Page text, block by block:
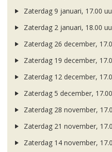
Zaterdag 9 januari, 17.00
Zaterdag 2 januari, 18.00
Zaterdag 26 december,
Zaterdag 19 december,
Zaterdag 12 december,
Zaterdag 5 december,
Zaterdag 28 november,
Zaterdag 21 november,
Zaterdag 14 november,